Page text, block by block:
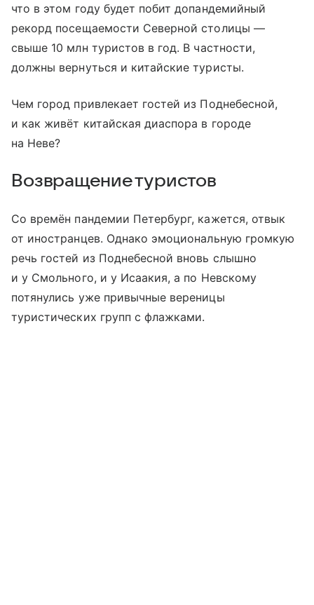
что в этом году будет побит допандемийный
рекорд посещаемости Северной столицы —
свыше 10 млн туристов в год. В частности,
должны вернуться и китайские туристы.
Чем город привлекает гостей из Поднебесной,
и как живёт китайская диаспора в городе
на Неве?
Возвращение туристов
Со времён пандемии Петербург, кажется, отвык
от иностранцев. Однако эмоциональную громкую
речь гостей из Поднебесной вновь слышно
и у Смольного, и у Исаакия, а по Невскому
потянулись уже привычные вереницы
туристических групп с флажками.